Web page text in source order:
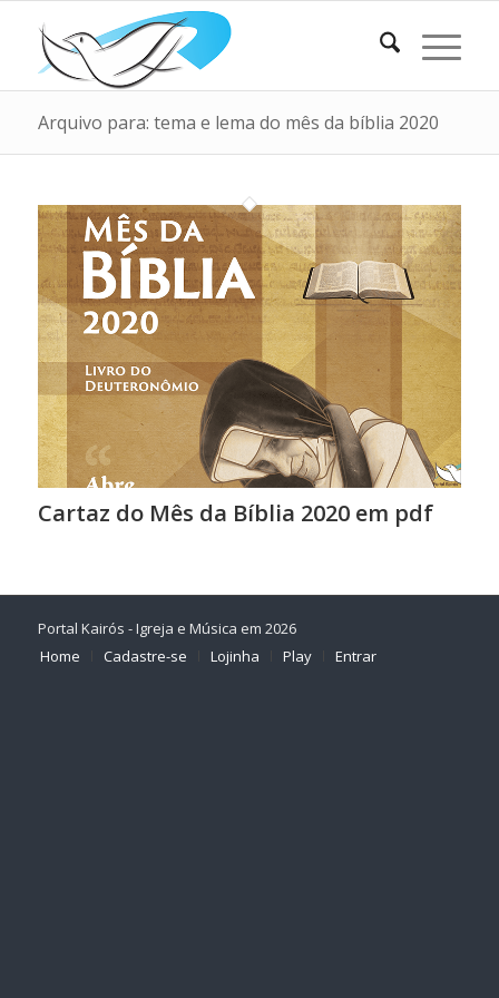
Arquivo para: tema e lema do mês da bíblia 2020
Cartaz do Mês da Bíblia 2020 em pdf
Portal Kairós - Igreja e Música em 2026
Home
Cadastre-se Lojinha Play Entrar